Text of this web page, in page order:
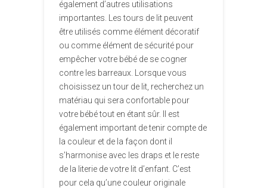
également d’autres utilisations
importantes. Les tours de lit peuvent
être utilisés comme élément décoratif
ou comme élément de sécurité pour
empêcher votre bébé de se cogner
contre les barreaux. Lorsque vous
choisissez un tour de lit, recherchez un
matériau qui sera confortable pour
votre bébé tout en étant sûr. Il est
également important de tenir compte de
la couleur et de la façon dont il
s’harmonise avec les draps et le reste
de la literie de votre lit d’enfant. C’est
pour cela qu’une couleur originale